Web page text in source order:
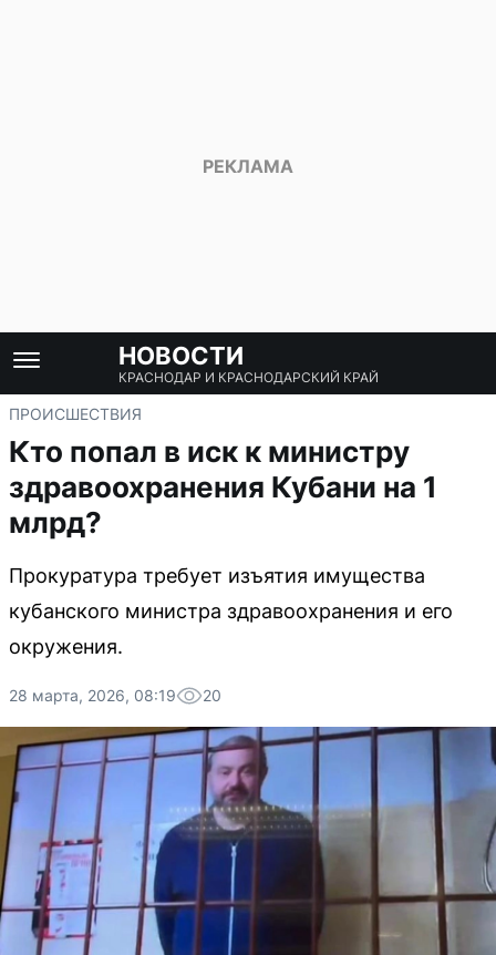
НОВОСТИ
КРАСНОДАР И КРАСНОДАРСКИЙ КРАЙ
ПРОИСШЕСТВИЯ
Кто попал в иск к министру
здравоохранения Кубани на 1
млрд?
Прокуратура требует изъятия имущества
кубанского министра здравоохранения и его
окружения.
28 марта, 2026, 08:19 20